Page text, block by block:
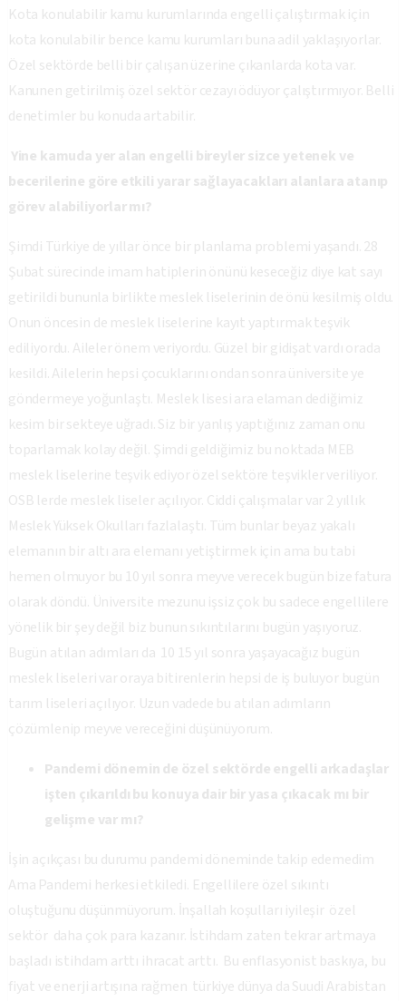
Kota konulabilir kamu kurumlarında engelli çalıştırmak için
kota konulabilir bence kamu kurumları buna adil yaklaşıyorlar.
Özel sektörde belli bir çalışan üzerine çıkanlarda kota var.
Kanunen getirilmiş özel sektör cezayı ödüyor çalıştırmıyor. Belli
denetimler bu konuda artabilir.
Yine kamuda yer alan engelli bireyler sizce yetenek ve
becerilerine göre etkili yarar sağlayacakları alanlara atanıp
görev alabiliyorlar mı?
Şimdi Türkiye de yıllar önce bir planlama problemi yaşandı. 28
Şubat sürecinde imam hatiplerin önünü keseceğiz diye kat sayı
getirildi bununla birlikte meslek liselerinin de önü kesilmiş oldu.
Onun öncesin de meslek liselerine kayıt yaptırmak teşvik
ediliyordu. Aileler önem veriyordu. Güzel bir gidişat vardı orada
kesildi. Ailelerin hepsi çocuklarını ondan sonra üniversite ye
göndermeye yoğunlaştı. Meslek lisesi ara elaman dediğimiz
kesim bir sekteye uğradı. Siz bir yanlış yaptığınız zaman onu
toparlamak kolay değil. Şimdi geldiğimiz bu noktada MEB
meslek liselerine teşvik ediyor özel sektöre teşvikler veriliyor.
OSB lerde meslek liseler açılıyor. Ciddi çalışmalar var 2 yıllık
Meslek Yüksek Okulları fazlalaştı. Tüm bunlar beyaz yakalı
elemanın bir altı ara elemanı yetiştirmek için ama bu tabi
hemen olmuyor bu 10 yıl sonra meyve verecek bugün bize fatura
olarak döndü. Üniversite mezunu işsiz çok bu sadece engellilere
yönelik bir şey değil biz bunun sıkıntılarını bugün yaşıyoruz.
Bugün atılan adımları da 10 15 yıl sonra yaşayacağız bugün
meslek liseleri var oraya bitirenlerin hepsi de iş buluyor bugün
tarım liseleri açılıyor. Uzun vadede bu atılan adımların
çözümlenip meyve vereceğini düşünüyorum.
Pandemi dönemin de özel sektörde engelli arkadaşlar
işten çıkarıldı bu konuya dair bir yasa çıkacak mı bir
gelişme var mı?
İşin açıkçası bu durumu pandemi döneminde takip edemedim
Ama Pandemi herkesi etkiledi. Engellilere özel sıkıntı
oluştuğunu düşünmüyorum. İnşallah koşulları iyileşir özel
sektör daha çok para kazanır. İstihdam zaten tekrar artmaya
başladı istihdam arttı ihracat arttı. Bu enflasyonist baskıya, bu
fiyat ve enerji artışına rağmen türkiye dünya da Suudi Arabistan